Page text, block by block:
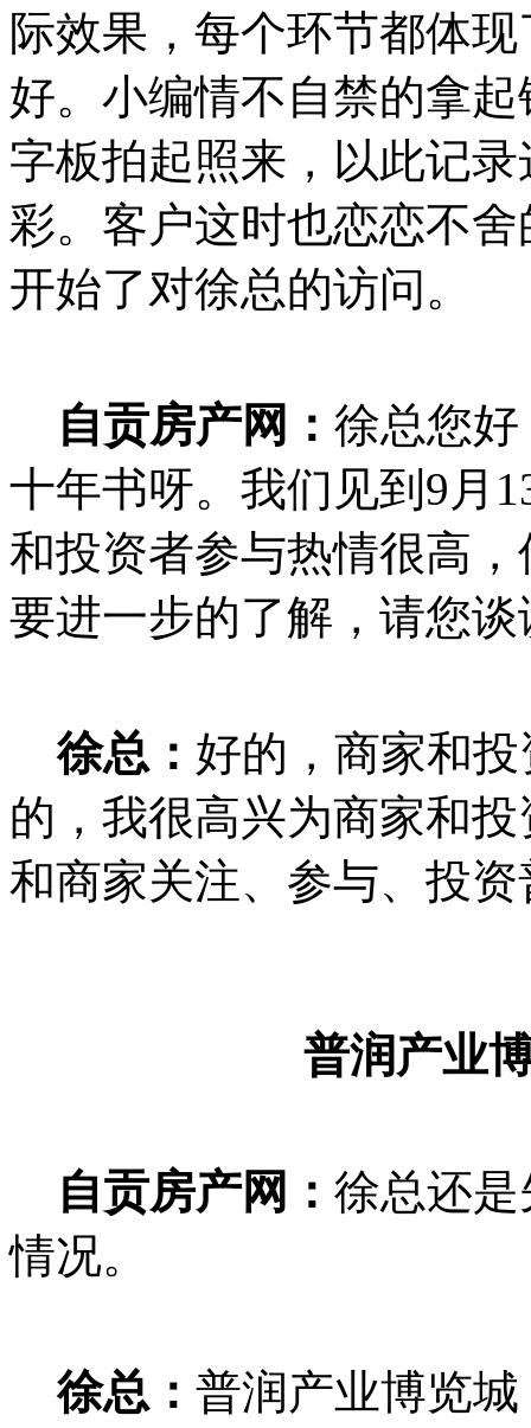
际效果，每个环节都体
好。小编情不自禁的拿
字板拍起照来，以此记
彩。客户这时也恋恋不
开始了对徐总的访问。
自贡房产网： 徐总您
十年书呀。我们见到9月
和投资者参与热情很高
要进一步的了解，请您
徐总： 好的，商家和
的，我很高兴为商家和
和商家关注、参与、投
普润产业
自贡房产网： 徐总还
情况。
徐总： 普润产业博览